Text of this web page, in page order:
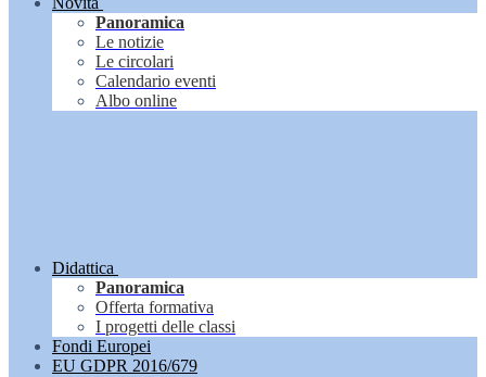
Panoramica
Le notizie
Le circolari
Calendario eventi
Albo online
Didattica
Panoramica
Offerta formativa
I progetti delle classi
Fondi Europei
EU GDPR 2016/679